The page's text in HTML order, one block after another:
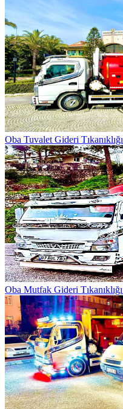
Oba Tuvalet Gideri Tıkanıklığı
Oba Mutfak Gideri Tıkanıklığı